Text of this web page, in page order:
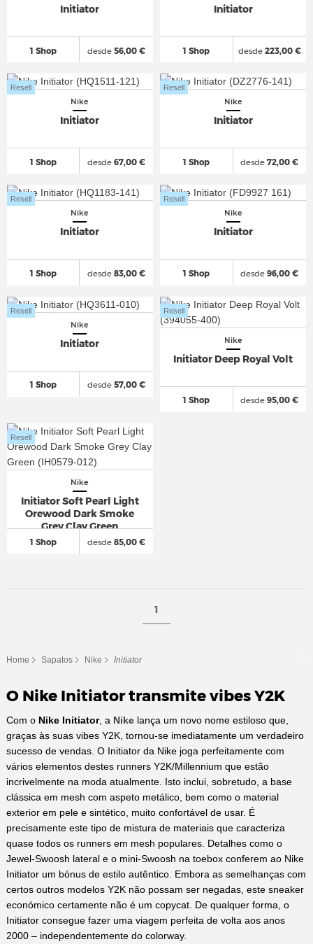
Initiator
1 Shop desde56,00 €
Initiator
1 Shop desde223,00 €
Nike
Initiator
1 Shop
Resell
desde67,00 €
Nike
Initiator
1 Shop
Resell
desde 72,00 €
Nike
Initiator
1 Shop
Resell
desde83,00 €
Nike
Initiator
1 Shop
Resell
desde 96,00 €
Nike
Initiator
1 Shop
Resell
desde57,00 €
Nike
Initiator Deep Royal Volt
1 Shop
Resell
desde 95,00 €
Nike
Initiator Soft Pearl Light
Orewood Dark Smoke
Grey Clay Green
1 Shop
Resell
desde85,00 €
1
Home Sapatos Nike Initiator
O Nike Initiator transmite vibes Y2K
‌Com o Nike Initiator, a Nikelança um novo nome estiloso que,
graças às suas vibes Y2K, tornou-se imediatamente um verdadeiro
sucesso de vendas. O Initiator da Nike joga perfeitamente com
vários elementos destes runners Y2K/Millennium que estão
incrivelmente na moda atualmente. Isto inclui, sobretudo, a base
clássica em mesh com aspeto metálico, bem como o material
exterior em pele e sintético, muito confortável de usar. É
precisamente este tipo de mistura de materiais que caracteriza
quase todos os runners em mesh populares. Detalhes como o
Jewel-Swoosh lateral e o mini-Swoosh na toebox conferem ao Nike
Initiator um bónus de estilo autêntico. Embora as semelhanças com
certos outros modelos Y2K não possam ser negadas, este sneaker
económico certamente não é um copycat. De qualquer forma, o
Initiator consegue fazer uma viagem perfeita de volta aos anos
2000 – independentemente do colorway.